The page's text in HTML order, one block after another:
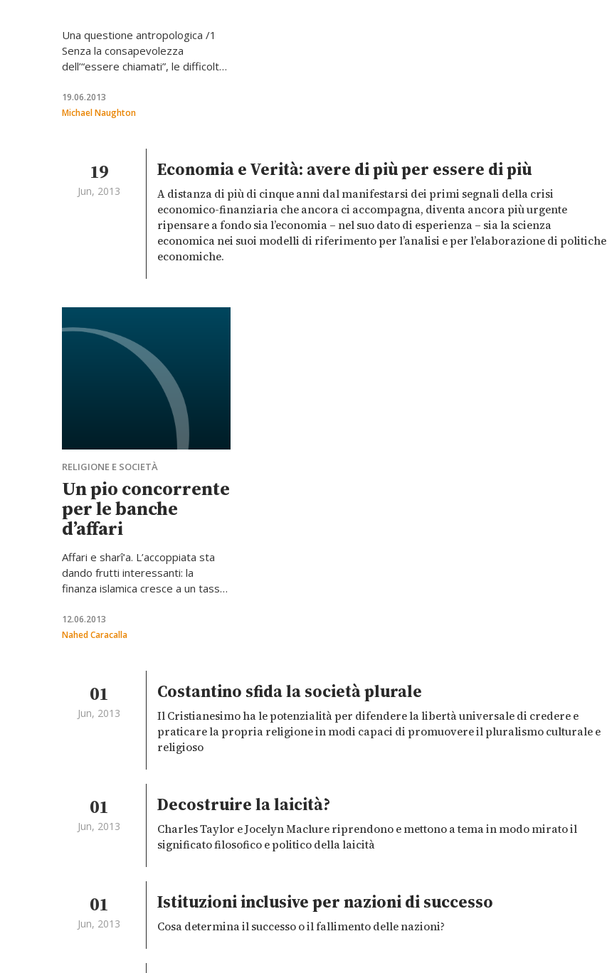
Una questione antropologica /1
Senza la consapevolezza
dell’“essere chiamati”, le difficoltà
umana, fino a ridurla a una
funzione tecnica. Musulmani e
19.06.2013
Michael Naughton
19
Jun, 2013
Economia e Verità: avere di più per essere di più
A distanza di più di cinque anni dal manifestarsi dei primi segnali della crisi
economico-finanziaria che ancora ci accompagna, diventa ancora più urgente
ripensare a fondo sia l’economia – nel suo dato di esperienza – sia la scienza
economica nei suoi modelli di riferimento per l’analisi e per l’elaborazione di politiche
economiche.
RELIGIONE E SOCIETÀ
Un pio concorrente
per le banche
d’affari
Affari e sharî‘a. L’accoppiata sta
dando frutti interessanti: la
finanza islamica cresce a un tasso
presente in oltre 45 Paesi. Se
adeguatamente praticata,
strutture e regole più solide.
12.06.2013
Nahed Caracalla
01
Jun, 2013
Costantino sfida la società plurale
Il Cristianesimo ha le potenzialità per difendere la libertà universale di credere e
praticare la propria religione in modi capaci di promuovere il pluralismo culturale e
religioso
01
Jun, 2013
Decostruire la laicità?
Charles Taylor e Jocelyn Maclure riprendono e mettono a tema in modo mirato il
significato filosofico e politico della laicità
01
Jun, 2013
Istituzioni inclusive per nazioni di successo
Cosa determina il successo o il fallimento delle nazioni?